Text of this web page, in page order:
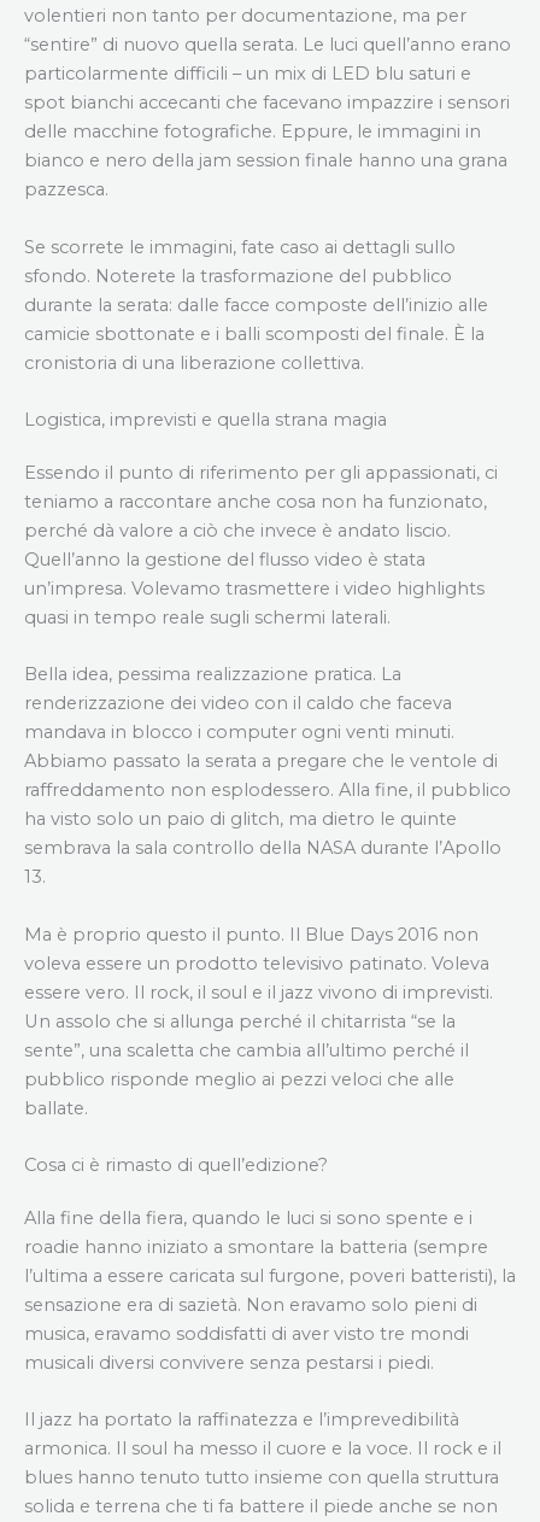
volentieri non tanto per documentazione, ma per
“sentire” di nuovo quella serata. Le luci quell’anno erano
particolarmente difficili – un mix di LED blu saturi e
spot bianchi accecanti che facevano impazzire i sensori
delle macchine fotografiche. Eppure, le immagini in
bianco e nero della jam session finale hanno una grana
pazzesca.
Se scorrete le immagini, fate caso ai dettagli sullo
sfondo. Noterete la trasformazione del pubblico
durante la serata: dalle facce composte dell’inizio alle
camicie sbottonate e i balli scomposti del finale. È la
cronistoria di una liberazione collettiva.
Logistica, imprevisti e quella strana magia
Essendo il punto di riferimento per gli appassionati, ci
teniamo a raccontare anche cosa non ha funzionato,
perché dà valore a ciò che invece è andato liscio.
Quell’anno la gestione del flusso video è stata
un’impresa. Volevamo trasmettere i video highlights
quasi in tempo reale sugli schermi laterali.
Bella idea, pessima realizzazione pratica. La
renderizzazione dei video con il caldo che faceva
mandava in blocco i computer ogni venti minuti.
Abbiamo passato la serata a pregare che le ventole di
raffreddamento non esplodessero. Alla fine, il pubblico
ha visto solo un paio di glitch, ma dietro le quinte
sembrava la sala controllo della NASA durante l’Apollo
13.
Ma è proprio questo il punto. Il Blue Days 2016 non
voleva essere un prodotto televisivo patinato. Voleva
essere vero. Il rock, il soul e il jazz vivono di imprevisti.
Un assolo che si allunga perché il chitarrista “se la
sente”, una scaletta che cambia all’ultimo perché il
pubblico risponde meglio ai pezzi veloci che alle
ballate.
Cosa ci è rimasto di quell’edizione?
Alla fine della fiera, quando le luci si sono spente e i
roadie hanno iniziato a smontare la batteria (sempre
l’ultima a essere caricata sul furgone, poveri batteristi), la
sensazione era di sazietà. Non eravamo solo pieni di
musica, eravamo soddisfatti di aver visto tre mondi
musicali diversi convivere senza pestarsi i piedi.
Il jazz ha portato la raffinatezza e l’imprevedibilità
armonica. Il soul ha messo il cuore e la voce. Il rock e il
blues hanno tenuto tutto insieme con quella struttura
solida e terrena che ti fa battere il piede anche se non